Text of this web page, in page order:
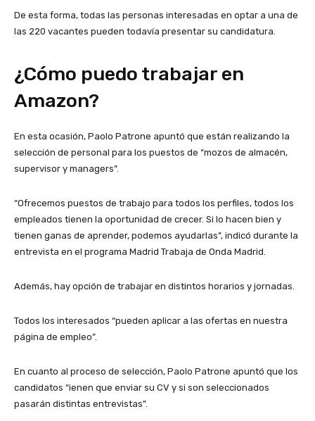
De esta forma, todas las personas interesadas en optar a una de
las 220 vacantes pueden todavía presentar su candidatura.
¿Cómo puedo trabajar en
Amazon?
En esta ocasión, Paolo Patrone apuntó que están realizando la
selección de personal para los puestos de “mozos de almacén,
supervisor y managers”.
“Ofrecemos puestos de trabajo para todos los perfiles, todos los
empleados tienen la oportunidad de crecer. Si lo hacen bien y
tienen ganas de aprender, podemos ayudarlas”, indicó durante la
entrevista en el programa Madrid Trabaja de Onda Madrid.
Además, hay opción de trabajar en distintos horarios y jornadas.
Todos los interesados “pueden aplicar a las ofertas en nuestra
página de empleo”.
En cuanto al proceso de selección, Paolo Patrone apuntó que los
candidatos “ienen que enviar su CV y si son seleccionados
pasarán distintas entrevistas”.